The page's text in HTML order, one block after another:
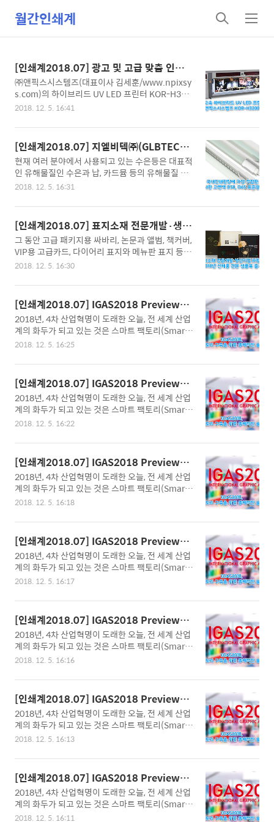
월간인쇄계
검
색
메
뉴
[인쇄계2018.07] 광고 및 고급 맞춤 인쇄용
초고속 하이브리드 UV LED 프린터 - ㈜앤
픽스시스템즈 KOR-H3200KJ
㈜앤픽스시스템즈(대표이사 김세훈/www.npixsy
s.com)의 하이브리드 UV LED 프린터 KOR-H320
0KJ는 대형 출력기로써, 롤투롤과 평판의 두 가지
하이브리드 UV LED 프린터는 3~8개의 산업용 교
세라(Kyocera) KJ 4A 프린터 헤드를 장착하여 최
대 100m² /h(4 패스)의 빠른 속도로 견고하고 유연
한 용지를 인쇄할 수 있다. 635×2,400dpi의 인쇄
해상도와 3,200mm의 넓은 인쇄 폭을 자랑하는 초
고속 하이브리드 UV LED 프린터는 광고 및 고급 맞
하이브리드 UV LED 프린터의 응용경질소재 : 유리,
아크릴, 목제, PVC 장, 금속 격판 덮개, 반사 필..
2018. 12. 5. 16:41
[인쇄계2018.07] 지엘비텍㈜(GLBTECH)
의 인쇄분야 관련 고연색 LED 램프
현재 여러 분야에서 사용되고 있는 수은등은 대표적
인 유해물질인 수은과 납, 카드뮴 등의 유해물질 사
용으로 사람의 건강과 지구 환경 파괴에 상당한 위
년부터는 ‘미나모토 협약’에 의거, 일정 수준 이상의
수은이 함유된 일반연색 수은등 뿐만 아니라 고연색
수은등도 사용을 금지하게 되었다.따라서 방송 및
스튜디오 촬영 조명, 자동차 및 컬러 인쇄물 검사 조
명, 명품 의류 및 귀금속 매장 조명, 박물관 및 갤러
리 조명, 인쇄현장에서도 사용하는 라이트박스 조
스 조명 등에 사용 중인 고연색 수은등은 향후 고연
색 LED 램프로 급속하게 대체되어 적용될 것으로
보인다. 일반적으로 자동차와 인쇄물, 의류 등의 제
품을 ..
2018. 12. 5. 16:31
[인쇄계2018.07] 표지소재 전문개발·생산
기업 ㈜윙윙, 2018년 신제품 견본 샘플북
출시
그 동안 고급 패키지용 싸바리, 논문과 앨범, 책커버,
VIP용 고급카드, 다이어리 표지와 메뉴판 표지 등의
소재를 자체 기술로 생산, 시장에 공급해서 소재의
한 제조산업 전반의 경쟁력을 강화하는데 기여해 온
㈜윙윙이 최근 2018년 신제품 표지 소재 견본 샘플
북 VOL.6을 출시하고 본사 차원에서 본격적인 마케
팅을 시작했다.이번에 윙윙에서 새로 출시한 2018
년 신제품 표지 소재 견본 샘플북 VOL.6은 총 21페
이지에 오투(O2)와 시듀스(Siduce), 텍스페이퍼(T
소재, 평량 별로 담겨져 있다.오투(O2)와 시듀스(Si
duce)는 기존 천연가죽 터치감과 질감을 그대로 특
수종이에 재현함으로써 기존 ..
2018. 12. 5. 16:30
[인쇄계2018.07] IGAS2018 Preview-후
지필름(Fujifilm Global Graphic System
s Co., Ltd.)
2018년, 4차 산업혁명이 도래한 오늘, 전 세계 산업
계의 화두가 되고 있는 것은 스마트 팩토리(Smart
Factory)의 구축이다. 설계, 개발, 제조 및 유통과 물
정보통신기술을 적용하여 생산성과 품질, 그리고,
고객만족도를 향상시키는 지능형 생산공장을 수립
하는 것이다. 이러한 스마트 팩토리는 공장 내 설비
와 기계에 사물인터넷(IoT)이 설치되어 공정 데이터
가 실시간으로 수집되며, 데이터에 기반한 의사결정
이 이루어짐으로 생산성을 극대화할 수 있다. 다시
작동시켜 제품을 생산해 냈다면, 스마트 팩토리는
재래식 기계 설비 위주의 공장에서 탈피, 공장 설비
에 컴퓨터 설비를 접목함으로 각 설비로부터 각종
생..
2018. 12. 5. 16:25
[인쇄계2018.07] IGAS2018 Preview-코
니카미놀타 재팬(Konica Minolta, Inc.)
2018년, 4차 산업혁명이 도래한 오늘, 전 세계 산업
계의 화두가 되고 있는 것은 스마트 팩토리(Smart
Factory)의 구축이다. 설계, 개발, 제조 및 유통과 물
정보통신기술을 적용하여 생산성과 품질, 그리고,
고객만족도를 향상시키는 지능형 생산공장을 수립
하는 것이다. 이러한 스마트 팩토리는 공장 내 설비
와 기계에 사물인터넷(IoT)이 설치되어 공정 데이터
가 실시간으로 수집되며, 데이터에 기반한 의사결정
이 이루어짐으로 생산성을 극대화할 수 있다. 다시
작동시켜 제품을 생산해 냈다면, 스마트 팩토리는
재래식 기계 설비 위주의 공장에서 탈피, 공장 설비
에 컴퓨터 설비를 접목함으로 각 설비로부터 각종
생..
2018. 12. 5. 16:22
[인쇄계2018.07] IGAS2018 Preview-캐
논(Canon Marketing Japan Inc.)
2018년, 4차 산업혁명이 도래한 오늘, 전 세계 산업
계의 화두가 되고 있는 것은 스마트 팩토리(Smart
Factory)의 구축이다. 설계, 개발, 제조 및 유통과 물
정보통신기술을 적용하여 생산성과 품질, 그리고,
고객만족도를 향상시키는 지능형 생산공장을 수립
하는 것이다. 이러한 스마트 팩토리는 공장 내 설비
와 기계에 사물인터넷(IoT)이 설치되어 공정 데이터
가 실시간으로 수집되며, 데이터에 기반한 의사결정
이 이루어짐으로 생산성을 극대화할 수 있다. 다시
작동시켜 제품을 생산해 냈다면, 스마트 팩토리는
재래식 기계 설비 위주의 공장에서 탈피, 공장 설비
에 컴퓨터 설비를 접목함으로 각 설비로부터 각종
생..
2018. 12. 5. 16:18
[인쇄계2018.07] IGAS2018 Preview-H
P(HP Japan Inc.)
2018년, 4차 산업혁명이 도래한 오늘, 전 세계 산업
계의 화두가 되고 있는 것은 스마트 팩토리(Smart
Factory)의 구축이다. 설계, 개발, 제조 및 유통과 물
정보통신기술을 적용하여 생산성과 품질, 그리고,
고객만족도를 향상시키는 지능형 생산공장을 수립
하는 것이다. 이러한 스마트 팩토리는 공장 내 설비
와 기계에 사물인터넷(IoT)이 설치되어 공정 데이터
가 실시간으로 수집되며, 데이터에 기반한 의사결정
이 이루어짐으로 생산성을 극대화할 수 있다. 다시
작동시켜 제품을 생산해 냈다면, 스마트 팩토리는
재래식 기계 설비 위주의 공장에서 탈피, 공장 설비
에 컴퓨터 설비를 접목함으로 각 설비로부터 각종
생..
2018. 12. 5. 16:17
[인쇄계2018.07] IGAS2018 Preview-스
크린(SCREEN Graphic Solutions Co., L
td.)
2018년, 4차 산업혁명이 도래한 오늘, 전 세계 산업
계의 화두가 되고 있는 것은 스마트 팩토리(Smart
Factory)의 구축이다. 설계, 개발, 제조 및 유통과 물
정보통신기술을 적용하여 생산성과 품질, 그리고,
고객만족도를 향상시키는 지능형 생산공장을 수립
하는 것이다. 이러한 스마트 팩토리는 공장 내 설비
와 기계에 사물인터넷(IoT)이 설치되어 공정 데이터
가 실시간으로 수집되며, 데이터에 기반한 의사결정
이 이루어짐으로 생산성을 극대화할 수 있다. 다시
작동시켜 제품을 생산해 냈다면, 스마트 팩토리는
재래식 기계 설비 위주의 공장에서 탈피, 공장 설비
에 컴퓨터 설비를 접목함으로 각 설비로부터 각종
생..
2018. 12. 5. 16:16
[인쇄계2018.07] IGAS2018 Preview-시
노하라(Shinohara Japan Co., Ltd.)
2018년, 4차 산업혁명이 도래한 오늘, 전 세계 산업
계의 화두가 되고 있는 것은 스마트 팩토리(Smart
Factory)의 구축이다. 설계, 개발, 제조 및 유통과 물
정보통신기술을 적용하여 생산성과 품질, 그리고,
고객만족도를 향상시키는 지능형 생산공장을 수립
하는 것이다. 이러한 스마트 팩토리는 공장 내 설비
와 기계에 사물인터넷(IoT)이 설치되어 공정 데이터
가 실시간으로 수집되며, 데이터에 기반한 의사결정
이 이루어짐으로 생산성을 극대화할 수 있다. 다시
2018. 12. 5. 16:13
[인쇄계2018.07] IGAS2018 Preview-미
야코시(Miyakoshi Printing Machinery
Co., Ltd.)
2018년, 4차 산업혁명이 도래한 오늘, 전 세계 산업
계의 화두가 되고 있는 것은 스마트 팩토리(Smart
Factory)의 구축이다. 설계, 개발, 제조 및 유통과 물
2018. 12. 5. 16:11